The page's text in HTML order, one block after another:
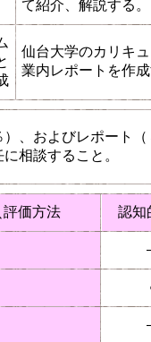
て紹介、解説する。
仙台大学のカリキ
業内レポートを作
、およびレポート
相談すること。
価方法 認知